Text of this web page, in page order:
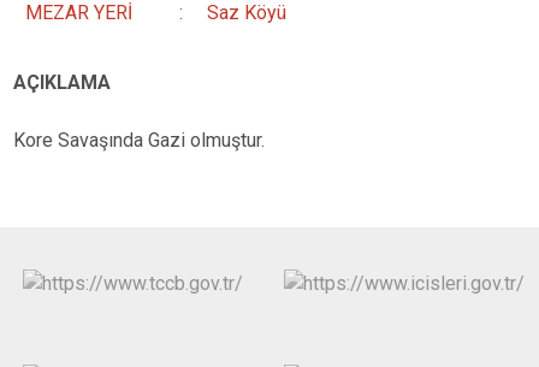
MEZAR YERİ : Saz Köyü
AÇIKLAMA
Kore Savaşında Gazi olmuştur.